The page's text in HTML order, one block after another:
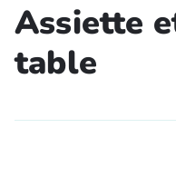
Cuisine et art
Salle de bain et
Assiette
table